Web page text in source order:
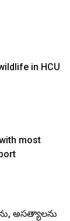
in HCU
most
అసత్యాలను